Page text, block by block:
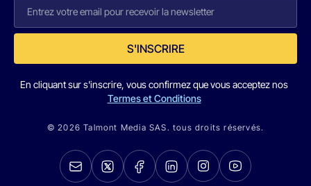
S'INSCRIRE
En cliquant sur s'inscrire, vous confirmez que vous acceptez nos
Termes et Conditions
© 2026 Talmont Media SAS. tous droits réservés.